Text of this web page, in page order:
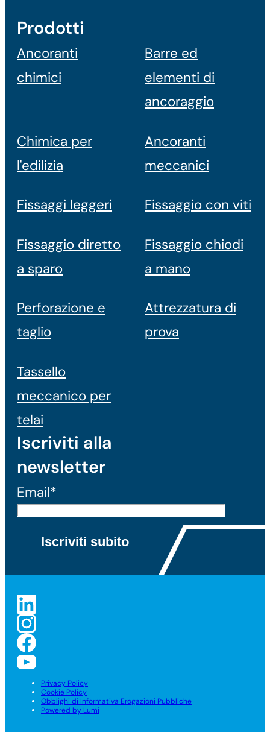
Prodotti
Ancoranti
chimici
Barre ed
elementi di
ancoraggio
Chimica per
l'edilizia
Ancoranti
meccanici
Fissaggi leggeri Fissaggio con viti
Fissaggio diretto
a sparo
Fissaggio chiodi
a mano
Perforazione e
taglio
Attrezzatura di
prova
Tassello
meccanico per
telai
Iscriviti alla
newsletter
Email*
Privacy Policy
Cookie Policy
Obblighi di Informativa Erogazioni Pubbliche
Powered by Lumi